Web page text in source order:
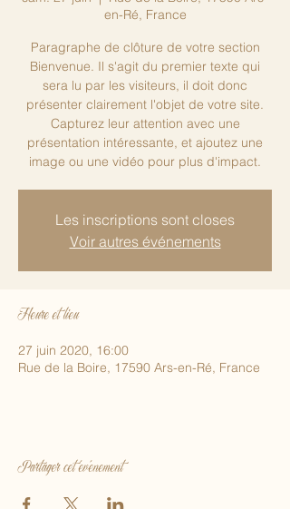
en-Ré, France
Paragraphe de clôture de votre section
Bienvenue. Il s'agit du premier texte qui
sera lu par les visiteurs, il doit donc
présenter clairement l'objet de votre site.
Capturez leur attention avec une
présentation intéressante, et ajoutez une
image ou une vidéo pour plus d'impact.
Les inscriptions sont closes
Voir autres événements
Heure et lieu
27 juin 2020, 16:00
Rue de la Boire, 17590 Ars-en-Ré, France
Partager cet événement